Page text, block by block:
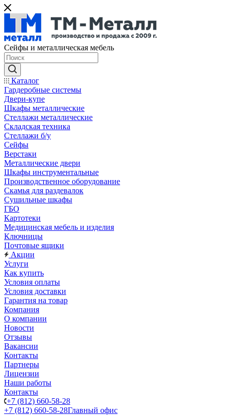
Сейфы и металлическая мебель
Каталог
Гардеробные системы
Двери-купе
Шкафы металлические
Стеллажи металлические
Складская техника
Стеллажи б/у
Сейфы
Верстаки
Металлические двери
Шкафы инструментальные
Производственное оборудование
Скамья для раздевалок
Сушильные шкафы
ГБО
Картотеки
Медицинская мебель и изделия
Ключницы
Почтовые ящики
Акции
Услуги
Как купить
Условия оплаты
Условия доставки
Гарантия на товар
Компания
О компании
Новости
Отзывы
Вакансии
Контакты
Партнеры
Лицензии
Наши работы
Контакты
+7 (812) 660-58-28
+7 (812) 660-58-28Главный офис